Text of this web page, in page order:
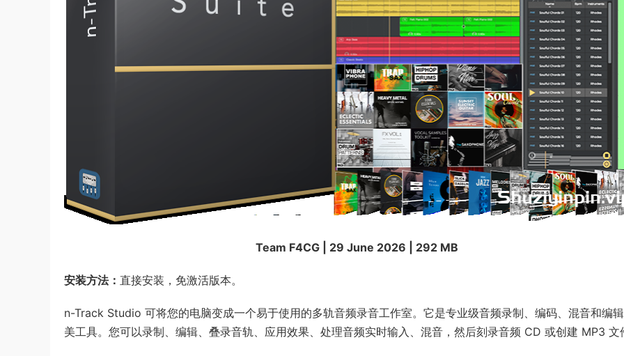
Team F4CG | 29 June 2026 | 292 MB
安装方法： 直接安装，免激活版本。
n-Track Studio 可将您的电脑变成一个易于使用的多轨音频录音工作室。它是专业级音频录制、编码、混音和编
美工具。您可以录制、编辑、叠录音轨、应用效果、处理音频实时输入、混音，然后刻录音频 CD 或创建 MP3 文